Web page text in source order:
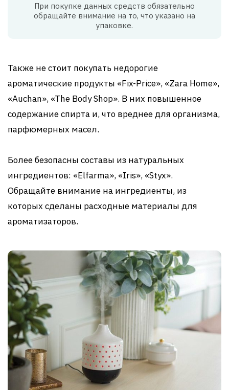
При покупке данных средств обязательно
обращайте внимание на то, что указано на
упаковке.
Также не стоит покупать недорогие
ароматические продукты «Fix-Price», «Zara Home»,
«Auchan», «The Body Shop». В них повышенное
содержание спирта и, что вреднее для организма,
парфюмерных масел.
Более безопасны составы из натуральных
ингредиентов: «Elfarma», «Iris», «Styx».
Обращайте внимание на ингредиенты, из
которых сделаны расходные материалы для
ароматизаторов.